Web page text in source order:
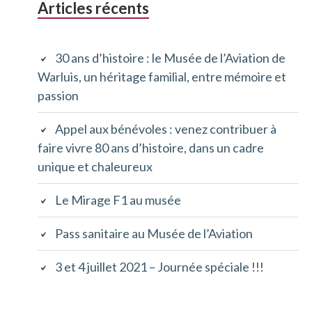
D'ARIANE
Barre
principale
Articles récents
30 ans d’histoire : le Musée de l’Aviation de
Warluis, un héritage familial, entre mémoire et
passion
Appel aux bénévoles : venez contribuer à
faire vivre 80 ans d’histoire, dans un cadre
unique et chaleureux
Le Mirage F1 au musée
Pass sanitaire au Musée de l’Aviation
3 et 4 juillet 2021 – Journée spéciale !!!